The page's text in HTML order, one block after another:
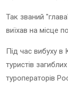
Так званий
виїхав на місце
Під час вибуху в
туристів
туроператорів